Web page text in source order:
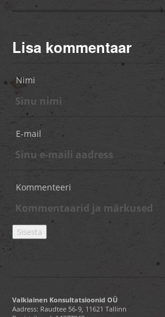
Lisa kommentaar
Nimi
E-mail
Kommenteeri
Valkiainen Konsultatsioonid OÜ
Aadress: Raudtee 56-9, 11621 Tallinn